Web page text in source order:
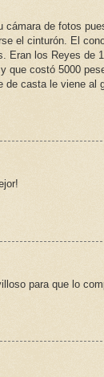
de fotos
el cinturón. El
Eran los Reyes de
que costó 5000
casta le viene al
para que lo